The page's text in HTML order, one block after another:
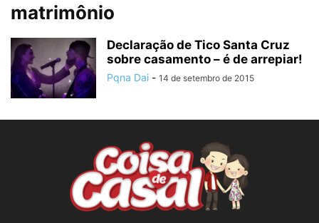
matrimônio
Declaração de Tico Santa Cruz
sobre casamento – é de arrepiar!
Pqna Dai - 14 de setembro de 2015